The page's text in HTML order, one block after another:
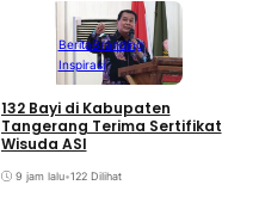
BeritaBranding
Inspirasi
132 Bayi di Kabupaten
Tangerang Terima Sertifikat
Wisuda ASI
9 jam lalu•122 Dilihat